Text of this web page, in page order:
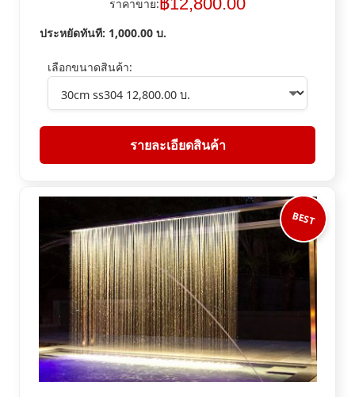
ราคาขาย:
ประหยัดทันที: 1,000.00 บ.
เลือกขนาดสินค้า:
รายละเอียดสินค้า
BEST